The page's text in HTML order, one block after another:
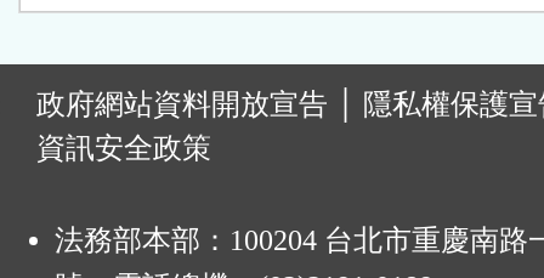
政府網站資料開放宣告
隱私權保護
資訊安全政策
法務部本部：100204 台北市重慶南路